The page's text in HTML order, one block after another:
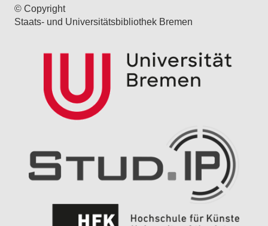
© Copyright
Staats- und Universitätsbibliothek Bremen